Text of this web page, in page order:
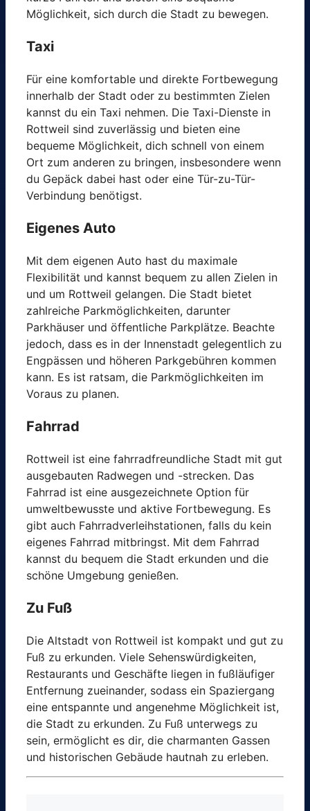
Möglichkeit, sich durch die Stadt zu bewegen.
Taxi
Für eine komfortable und direkte Fortbewegung
innerhalb der Stadt oder zu bestimmten Zielen
kannst du ein Taxi nehmen. Die Taxi-Dienste in
Rottweil sind zuverlässig und bieten eine
bequeme Möglichkeit, dich schnell von einem
Ort zum anderen zu bringen, insbesondere wenn
du Gepäck dabei hast oder eine Tür-zu-Tür-
Verbindung benötigst.
Eigenes Auto
Mit dem eigenen Auto hast du maximale
Flexibilität und kannst bequem zu allen Zielen in
und um Rottweil gelangen. Die Stadt bietet
zahlreiche Parkmöglichkeiten, darunter
Parkhäuser und öffentliche Parkplätze. Beachte
jedoch, dass es in der Innenstadt gelegentlich zu
Engpässen und höheren Parkgebühren kommen
kann. Es ist ratsam, die Parkmöglichkeiten im
Voraus zu planen.
Fahrrad
Rottweil ist eine fahrradfreundliche Stadt mit gut
ausgebauten Radwegen und -strecken. Das
Fahrrad ist eine ausgezeichnete Option für
umweltbewusste und aktive Fortbewegung. Es
gibt auch Fahrradverleihstationen, falls du kein
eigenes Fahrrad mitbringst. Mit dem Fahrrad
kannst du bequem die Stadt erkunden und die
schöne Umgebung genießen.
Zu Fuß
Die Altstadt von Rottweil ist kompakt und gut zu
Fuß zu erkunden. Viele Sehenswürdigkeiten,
Restaurants und Geschäfte liegen in fußläufiger
Entfernung zueinander, sodass ein Spaziergang
eine entspannte und angenehme Möglichkeit ist,
die Stadt zu erkunden. Zu Fuß unterwegs zu
sein, ermöglicht es dir, die charmanten Gassen
und historischen Gebäude hautnah zu erleben.